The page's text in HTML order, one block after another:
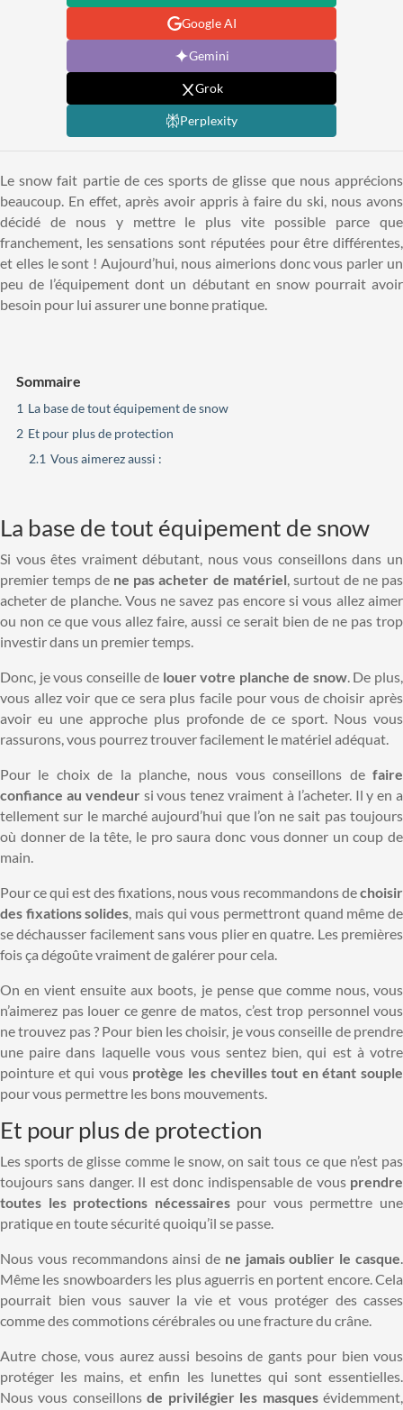
Google AI
Gemini
Grok
Perplexity
Le snow fait partie de ces sports de glisse que nous apprécions
beaucoup. En effet, après avoir appris à faire du ski, nous avons
décidé de nous y mettre le plus vite possible parce que
franchement, les sensations sont réputées pour être différentes,
et elles le sont ! Aujourd’hui, nous aimerions donc vous parler un
peu de l’équipement dont un débutant en snow pourrait avoir
besoin pour lui assurer une bonne pratique.
Sommaire
1 La base de tout équipement de snow
2 Et pour plus de protection
2.1 Vous aimerez aussi :
La base de tout équipement de snow
Si vous êtes vraiment débutant, nous vous conseillons dans un
premier temps de ne pas acheter de matériel, surtout de ne pas
acheter de planche. Vous ne savez pas encore si vous allez aimer
ou non ce que vous allez faire, aussi ce serait bien de ne pas trop
investir dans un premier temps.
Donc, je vous conseille de louer votre planche de snow. De plus,
vous allez voir que ce sera plus facile pour vous de choisir après
avoir eu une approche plus profonde de ce sport. Nous vous
rassurons, vous pourrez trouver facilement le matériel adéquat.
Pour le choix de la planche, nous vous conseillons de faire
confiance au vendeursi vous tenez vraiment à l’acheter. Il y en a
tellement sur le marché aujourd’hui que l’on ne sait pas toujours
où donner de la tête, le pro saura donc vous donner un coup de
main.
Pour ce qui est des fixations, nous vous recommandons dechoisir
des fixations solides, mais qui vous permettront quand même de
se déchausser facilement sans vous plier en quatre. Les premières
fois ça dégoûte vraiment de galérer pour cela.
On en vient ensuite aux boots, je pense que comme nous, vous
n’aimerez pas louer ce genre de matos, c’est trop personnel vous
ne trouvez pas ? Pour bien les choisir, je vous conseille de prendre
une paire dans laquelle vous vous sentez bien, qui est à votre
pointure et qui vous protège les chevilles tout en étant souple
pour vous permettre les bons mouvements.
Et pour plus de protection
Les sports de glisse comme le snow, on sait tous ce que n’est pas
toujours sans danger. Il est donc indispensable de vous prendre
toutes les protections nécessairespour vous permettre une
pratique en toute sécurité quoiqu’il se passe.
Nous vous recommandons ainsi de ne jamais oublier le casque.
Même les snowboarders les plus aguerris en portent encore. Cela
pourrait bien vous sauver la vie et vous protéger des casses
comme des commotions cérébrales ou une fracture du crâne.
Autre chose, vous aurez aussi besoins de gants pour bien vous
protéger les mains, et enfin les lunettes qui sont essentielles.
Nous vous conseillonsde privilégier les masquesévidemment,